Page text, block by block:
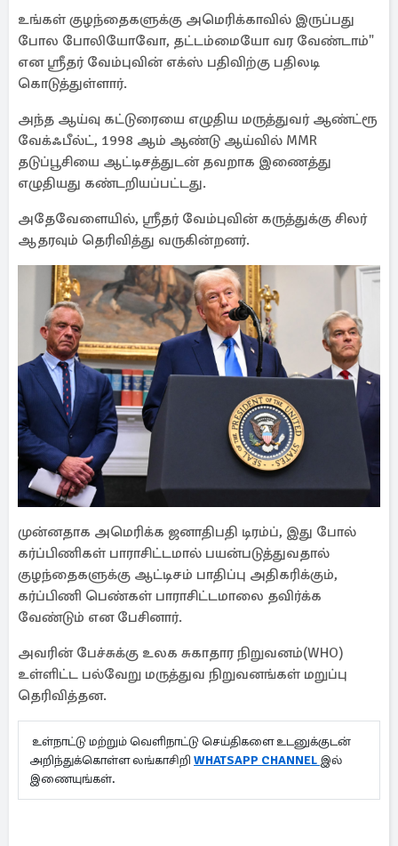
உங்கள் குழந்தைகளுக்கு அமெரிக்காவில் இருப்பது
போல போலியோவோ, தட்டம்மையோ வர வேண்டாம்"
என ஸ்ரீதர் வேம்புவின் எக்ஸ் பதிவிற்கு பதிலடி
கொடுத்துள்ளார்.
அந்த ஆய்வு கட்டுரையை எழுதிய மருத்துவர் ஆண்ட்ரூ
வேக்ஃபீல்ட், 1998 ஆம் ஆண்டு ஆய்வில் MMR
தடுப்பூசியை ஆட்டிசத்துடன் தவறாக இணைத்து
எழுதியது கண்டறியப்பட்டது.
அதேவேளையில், ஸ்ரீதர் வேம்புவின் கருத்துக்கு சிலர்
ஆதரவும் தெரிவித்து வருகின்றனர்.
முன்னதாக அமெரிக்க ஜனாதிபதி டிரம்ப், இது போல்
கர்ப்பிணிகள் பாராசிட்டமால் பயன்படுத்துவதால்
குழந்தைகளுக்கு ஆட்டிசம் பாதிப்பு அதிகரிக்கும்,
கர்ப்பிணி பெண்கள் பாராசிட்டமாலை தவிர்க்க
வேண்டும் என பேசினார்.
அவரின் பேச்சுக்கு உலக சுகாதார நிறுவனம்(WHO)
உள்ளிட்ட பல்வேறு மருத்துவ நிறுவனங்கள் மறுப்பு
தெரிவித்தன.
உள்நாட்டு மற்றும் வெளிநாட்டு செய்திகளை உடனுக்குடன்
அறிந்துக்கொள்ள லங்காசிறி WHATSAPP CHANNEL இல்
இணையுங்கள்.